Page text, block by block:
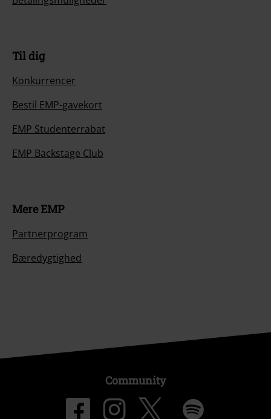
Til dig
Konkurrencer
Bestil EMP-gavekort
EMP Studenterrabat
EMP Backstage Club
Mere EMP
Partnerprogram
Bæredygtighed
Community